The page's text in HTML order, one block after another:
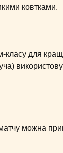
ковтками.
класу для
можна